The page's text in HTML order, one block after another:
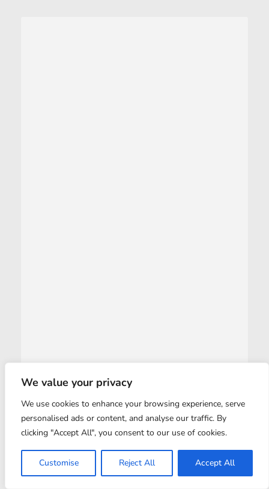
We value your privacy
We use cookies to enhance your browsing experience, serve
personalised ads or content, and analyse our traffic. By
clicking "Accept All", you consent to our use of cookies.
Customise Reject All Accept All